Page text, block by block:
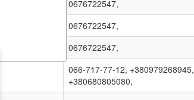
0676722547,
0676722547,
0676722547,
066-717-77-12, +380979268945,
+380680805080,